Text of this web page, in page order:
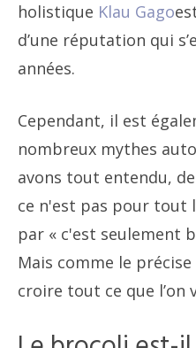
holistique Klau Gago
d’une réputation qui
années.
Cependant, il est
nombreux mythes
avons tout entendu,
ce n'est pas pour tout
par « c'est seulement
Mais comme le
croire tout ce que l’on